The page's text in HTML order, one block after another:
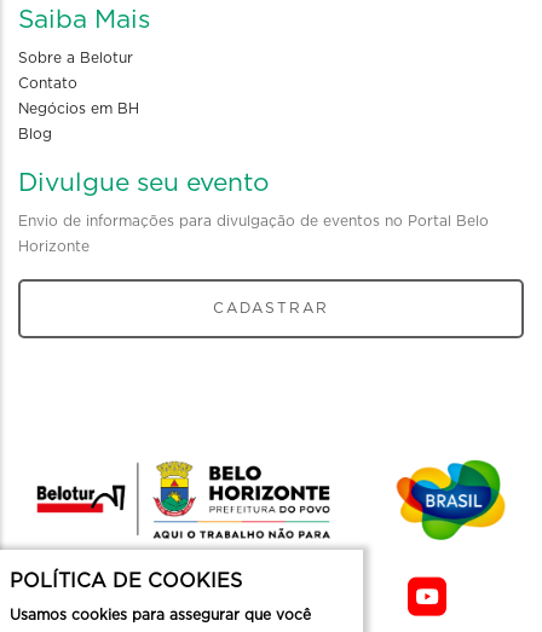
Saiba Mais
Sobre a Belotur
Contato
Negócios em BH
Blog
Divulgue seu evento
Envio de informações para divulgação de eventos no Portal Belo
Horizonte
CADASTRAR
POLÍTICA DE COOKIES
Usamos cookies para assegurar que você